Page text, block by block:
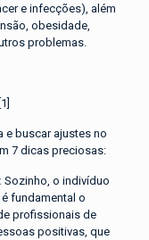
e infecções), além
obesidade,
problemas.
e buscar ajustes no
7 dicas preciosas:
Sozinho, o indivíduo
fundamental o
profissionais de
positivas, que